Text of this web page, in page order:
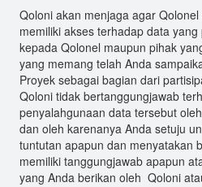
Qoloni akan menjaga agar
memiliki akses terhadap data
kepada Qolonel maupun pihak
yang memang telah Anda
Proyek sebagai bagian dari
Qoloni tidak bertanggungjawab
penyalahgunaan data tersebut
dan oleh karenanya Anda setuju
tuntutan apapun dan menyatakan
memiliki tanggungjawab apapun
yang Anda berikan oleh Qoloni